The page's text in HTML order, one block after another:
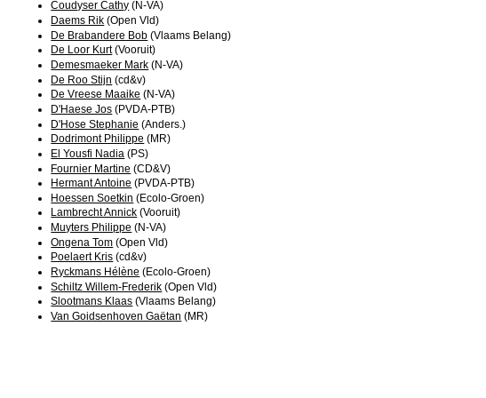
Coudyser Cathy (N-VA)
Daems Rik (Open Vld)
De Brabandere Bob (Vlaams Belang)
De Loor Kurt(Vooruit)
Demesmaeker Mark (N-VA)
De Roo Stijn (cd&v)
De Vreese Maaike (N-VA)
D'Haese Jos (PVDA-PTB)
D'Hose Stephanie (Anders.)
Dodrimont Philippe (MR)
El Yousfi Nadia (PS)
Fournier Martine (CD&V)
Hermant Antoine (PVDA-PTB)
Hoessen Soetkin (Ecolo-Groen)
Lambrecht Annick (Vooruit)
Muyters Philippe (N-VA)
Ongena Tom (Open Vld)
Poelaert Kris (cd&v)
Ryckmans Hélène (Ecolo-Groen)
Schiltz Willem-Frederik (Open Vld)
Slootmans Klaas (Vlaams Belang)
Van Goidsenhoven Gaëtan (MR)